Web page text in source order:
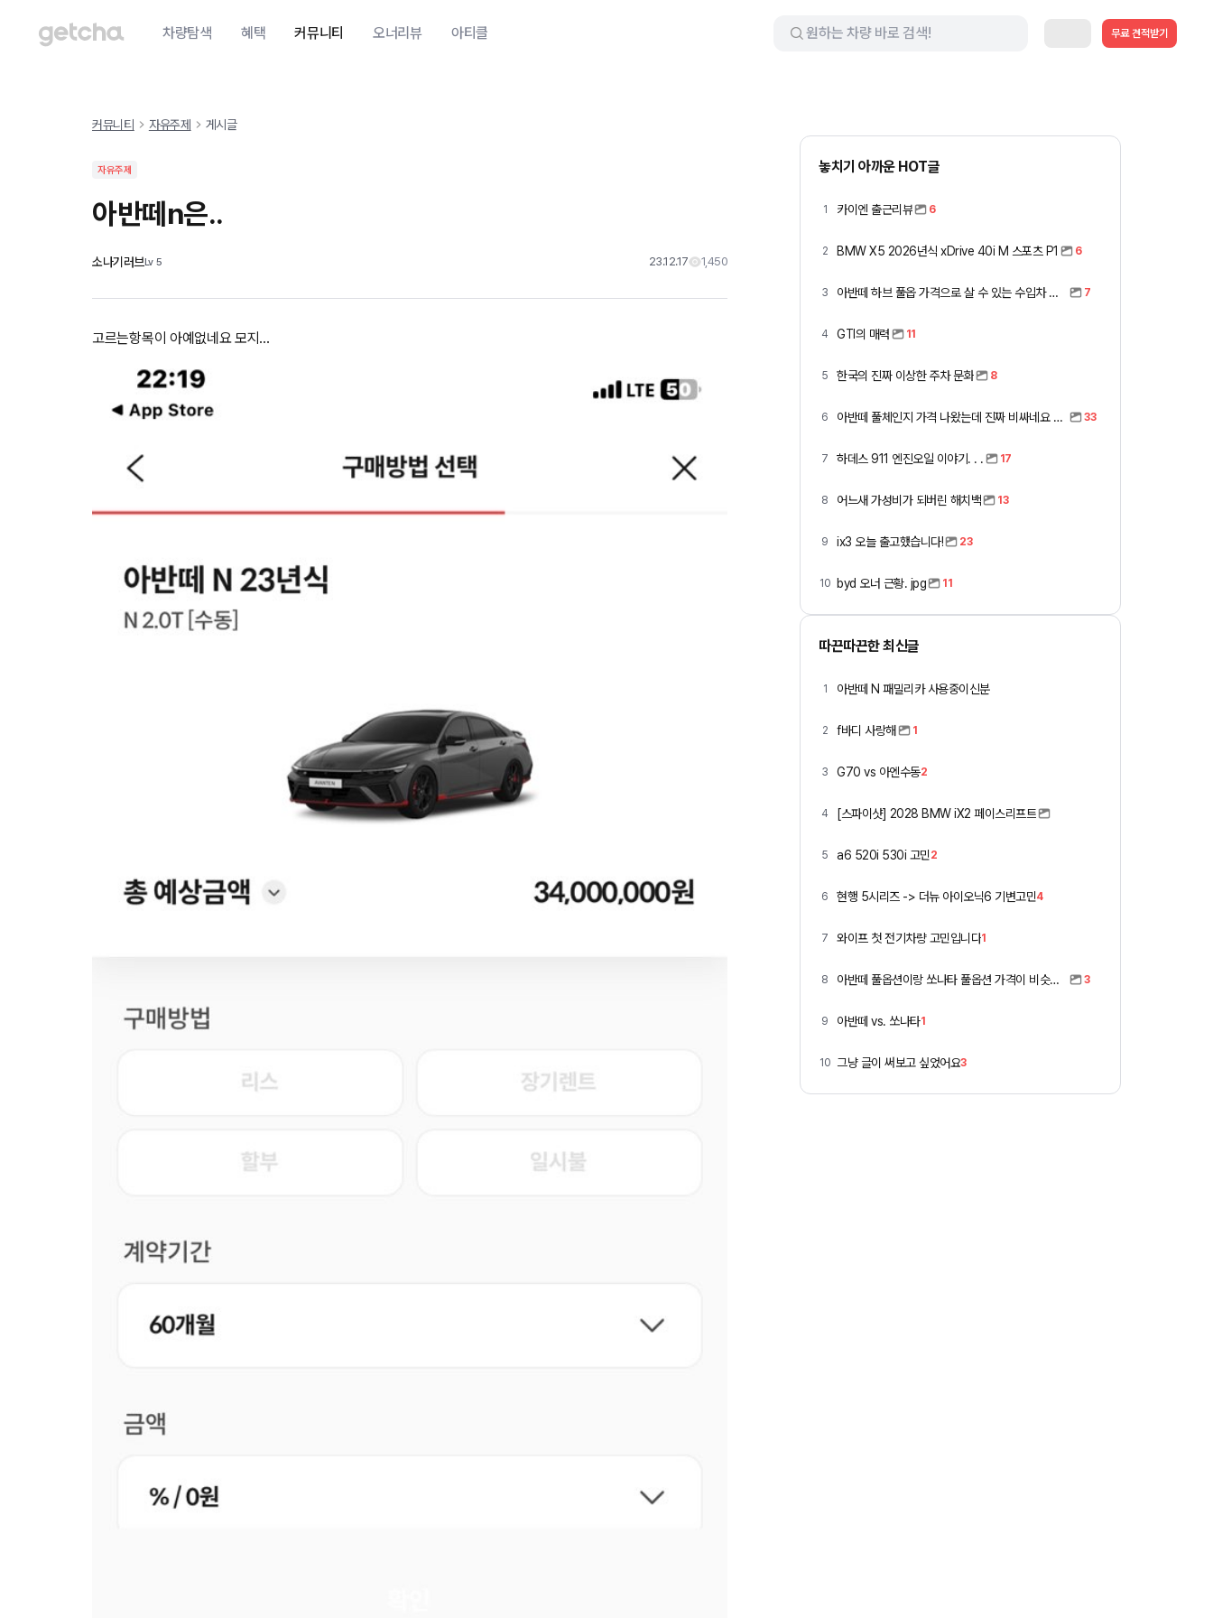
차량탐색 혜택 커뮤니티 오너리뷰 아티클 무료 견적받기
커뮤니티 자유주제 게시글
자유주제
아반떼n은..
소나기러브Lv5 23.12.17 1,450
고르는항목이 아예없네요 모지…
놓치기 아까운 HOT글
1 카이엔 출근리뷰 6
2 BMW X5 2026년식 xDrive 40i M 스포츠 P1 6
3 아반떼 하브 풀옵 가격으로 살 수 있는 수입차 모아봤습니다 (중고 포함) 7
4 GTI의 매력 11
5 한국의 진짜 이상한 주차 문화 8
6 아반떼 풀체인지 가격 나왔는데 진짜 비싸네요 ㅎㅎ 33
7 하데스 911 엔진오일 이야기. . . 17
8 어느새 가성비가 되버린 해치백 13
9 ix3 오늘 출고했습니다! 23
10 byd 오너 근황. jpg 11
따끈따끈한 최신글
1 아반떼 N 패밀리카 사용중이신분
2 f바디 사랑해 1
3 G70 vs 아엔수동2
4 [스파이샷] 2028 BMW iX2 페이스리프트
5 a6 520i 530i 고민 2
6 현행 5시리즈 -> 더뉴 아이오닉6 기변고민4
7 와이프 첫 전기차량 고민입니다1
8 아반떼 풀옵션이랑 쏘나타 풀옵션 가격이 비슷하네요 3
9 아반떼 vs. 쏘나타1
10 그냥 글이 써보고 싶었어요3